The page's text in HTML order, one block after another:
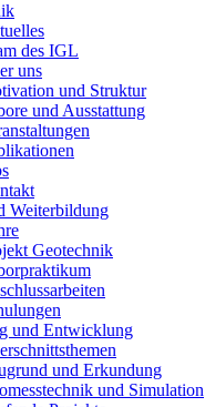
des IGL
uns
und Struktur
und Ausstattung
Weiterbildung
Geotechnik
und Entwicklung
und Erkundung
und Simulation